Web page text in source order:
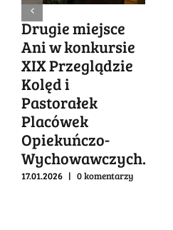
Drugie miejsce
Ani w konkursie
XIX Przeglądzie
Kolęd i
Pastorałek
Placówek
Opiekuńczo-
Wychowawczych.
17.01.2026 | 0 komentarzy